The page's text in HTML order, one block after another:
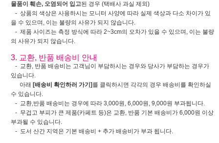
물품이 훼손, 오염되어 입고된 경우 (택배사 과실 제외)
- 상품의 색상은 사용하시는 모니터 사양에 따라 실제 색상과 다소 차이가 있
을 수 있으며, 이는 불량의 사유가 되지 않습니다.
- 제품 사이즈는 측정 방식에 따라 2~3cm의 오차가 있을 수 있으며, 이는 불량
의 사유가 되지 않습니다.
3. 교환, 반품 배송비 안내
- 교환, 반품 배송비는 고객님이 부담하시는 경우와 당사가 부담하는 경우가
있습니다.
아래 [배송비 확인하러 가기] 를 클릭하시면 각각의 경우 배송비를 확인하실
수 있습니다.
- 교환,반품 배송비는 경우에 따라 3,000원, 6,000원, 9,000원 부과됩니다.
- 무겁고 부피가 큰 제품(카페트 등)은 교환, 반품 기본 배송비가 6,000원 이상
부과될 수 있습니다.
- 도서 산간 지역은 기본 배송비 + 추가 배송비가 부과 됩니다.